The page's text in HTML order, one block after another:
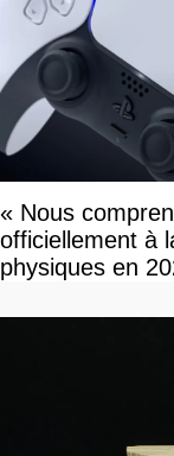
« Nous
officiellement à
physiques en